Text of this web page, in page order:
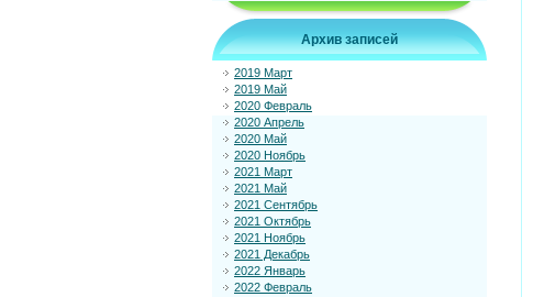
Архив записей
2019 Март
2019 Май
2020 Февраль
2020 Апрель
2020 Май
2020 Ноябрь
2021 Март
2021 Май
2021 Сентябрь
2021 Октябрь
2021 Ноябрь
2021 Декабрь
2022 Январь
2022 Февраль